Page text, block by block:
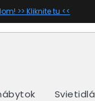
>> Kliknite tu <<
Svietidlá